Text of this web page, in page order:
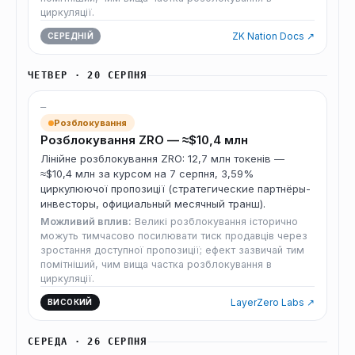
циркуляції.
СЕРЕДНІЙ ZK Nation Docs ↗
ЧЕТВЕР · 20 СЕРПНЯ
—
Розблокування
Розблокування ZRO — ≈$10,4 млн
Лінійне розблокування ZRO: 12,7 млн токенів —
≈$10,4 млн за курсом на 7 серпня, 3,59%
циркулюючої пропозиції (стратегические партнёры-
инвесторы, официальный месячный транш).
Можливий вплив: Великі розблокування історично
можуть тимчасово посилювати тиск продавців через
зростання доступної пропозиції; ефект зазвичай тим
помітніший, чим вища частка розблокування в
циркуляції.
ВИСОКИЙ LayerZero Labs ↗
СЕРЕДА · 26 СЕРПНЯ